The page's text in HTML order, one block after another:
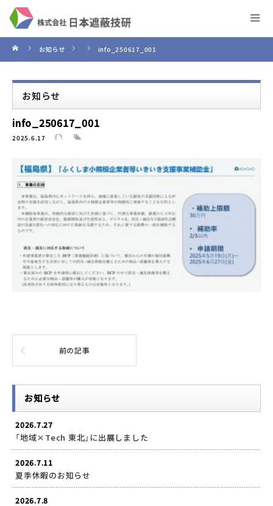
お知らせ info_250617_001
お知らせ
info_250617_001
2025.6.17
前の記事
お知らせ
2026.7.27
「地域×Tech 東北」に出展しました
2026.7.11
夏季休暇のお知らせ
2026.7.8